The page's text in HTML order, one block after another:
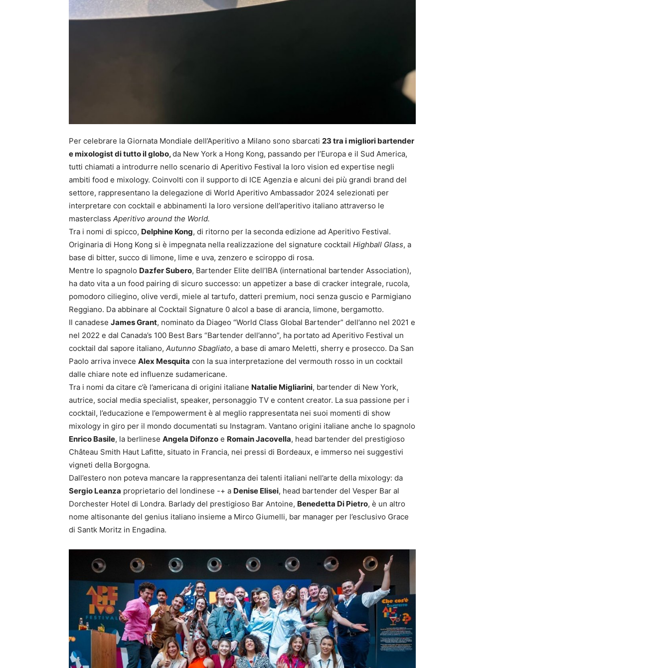
Per celebrare la Giornata Mondiale dell’Aperitivo a Milano sono sbarcati 23 tra i migliori bartender
e mixologist di tutto il globo,da New York a Hong Kong, passando per l’Europa e il Sud America,
tutti chiamati a introdurre nello scenario di Aperitivo Festival la loro vision ed expertise negli
ambiti food e mixology. Coinvolti con il supporto di ICE Agenzia e alcuni dei più grandi brand del
settore, rappresentano la delegazione di World Aperitivo Ambassador 2024 selezionati per
interpretare con cocktail e abbinamenti la loro versione dell’aperitivo italiano attraverso le
masterclass Aperitivo around the World.
Tra i nomi di spicco, Delphine Kong, di ritorno per la seconda edizione ad Aperitivo Festival.
Originaria di Hong Kong si è impegnata nella realizzazione del signature cocktail Highball Glass, a
base di bitter, succo di limone, lime e uva, zenzero e sciroppo di rosa.
Mentre lo spagnolo Dazfer Subero, Bartender Elite dell’IBA (international bartender Association),
ha dato vita a un food pairing di sicuro successo: un appetizer a base di cracker integrale, rucola,
pomodoro ciliegino, olive verdi, miele al tartufo, datteri premium, noci senza guscio e Parmigiano
Reggiano. Da abbinare al Cocktail Signature 0 alcol a base di arancia, limone, bergamotto.
Il canadese James Grant, nominato da Diageo “World Class Global Bartender” dell’anno nel 2021 e
nel 2022 e dal Canada’s 100 Best Bars “Bartender dell’anno”, ha portato ad Aperitivo Festival un
cocktail dal sapore italiano, Autunno Sbagliato, a base di amaro Meletti, sherry e prosecco. Da San
Paolo arriva invece Alex Mesquita con la sua interpretazione del vermouth rosso in un cocktail
dalle chiare note ed influenze sudamericane.
Tra i nomi da citare c’è l’americana di origini italiane Natalie Migliarini, bartender di New York,
autrice, social media specialist, speaker, personaggio TV e content creator. La sua passione per i
cocktail, l’educazione e l’empowerment è al meglio rappresentata nei suoi momenti di show
mixology in giro per il mondo documentati su Instagram. Vantano origini italiane anche lo spagnolo
Enrico Basile, la berlinese Angela Difonzo e Romain Jacovella, head bartender del prestigioso
Château Smith Haut Lafitte, situato in Francia, nei pressi di Bordeaux, e immerso nei suggestivi
vigneti della Borgogna.
Dall’estero non poteva mancare la rappresentanza dei talenti italiani nell’arte della mixology: da
Sergio Leanza proprietario del londinese -+ a Denise Elisei, head bartender del Vesper Bar al
Dorchester Hotel di Londra. Barlady del prestigioso Bar Antoine, Benedetta Di Pietro, è un altro
nome altisonante del genius italiano insieme a Mirco Giumelli, bar manager per l’esclusivo Grace
di Santk Moritz in Engadina.